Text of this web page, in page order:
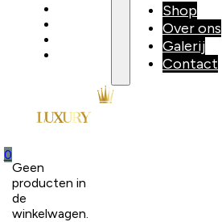
Shop
Over ons
Galerij
Contact
0
Geen
producten in
de
winkelwagen.